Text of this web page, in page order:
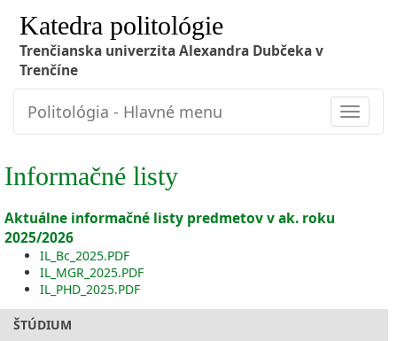
Katedra politológie
Trenčianska univerzita Alexandra Dubčeka v
Trenčíne
Toggle
Politológia - Hlavné menu
Informačné listy
Aktuálne informačné listy predmetov v ak. roku
2025/2026
IL_Bc_2025.PDF
IL_MGR_2025.PDF
IL_PHD_2025.PDF
ŠTÚDIUM